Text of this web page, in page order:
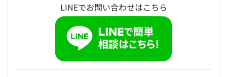
LINEでお問い合わせはこちら